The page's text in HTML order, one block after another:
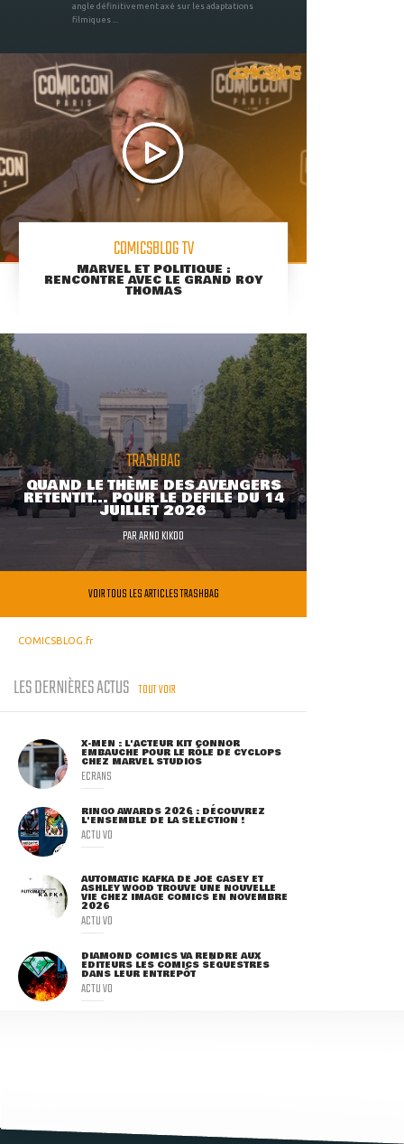
angle définitivement axé sur les adaptations
filmiques ...
COMICSBLOG TV
MARVEL ET POLITIQUE :
RENCONTRE AVEC LE GRAND ROY
THOMAS
TRASHBAG
QUAND LE THÈME DES AVENGERS
RETENTIT... POUR LE DÉFILÉ DU 14
JUILLET 2026
PARARNO KIKOO
VOIR TOUS LES ARTICLES TRASHBAG
COMICSBLOG.fr
LES DERNIÈRES ACTUS TOUT VOIR
X-MEN : L'ACTEUR KIT CONNOR
EMBAUCHÉ POUR LE RÔLE DE CYCLOPS
CHEZ MARVEL STUDIOS
ECRANS
RINGO AWARDS 2026 : DÉCOUVREZ
L'ENSEMBLE DE LA SÉLECTION !
ACTU VO
AUTOMATIC KAFKA DE JOE CASEY ET
ASHLEY WOOD TROUVE UNE NOUVELLE
VIE CHEZ IMAGE COMICS EN NOVEMBRE
2026
ACTU VO
DIAMOND COMICS VA RENDRE AUX
ÉDITEURS LES COMICS SÉQUESTRÉS
DANS LEUR ENTREPÔT
ACTU VO